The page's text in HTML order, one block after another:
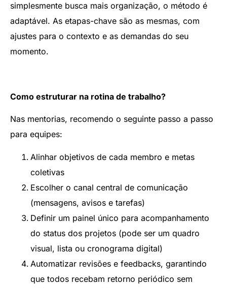
simplesmente busca mais organização, o método é
adaptável. As etapas-chave são as mesmas, com
ajustes para o contexto e as demandas do seu
momento.
Como estruturar na rotina de trabalho?
Nas mentorias, recomendo o seguinte passo a passo
para equipes:
Alinhar objetivos de cada membro e metas
coletivas
Escolher o canal central de comunicação
(mensagens, avisos e tarefas)
Definir um painel único para acompanhamento
do status dos projetos (pode ser um quadro
visual, lista ou cronograma digital)
Automatizar revisões e feedbacks, garantindo
que todos recebam retorno periódico sem